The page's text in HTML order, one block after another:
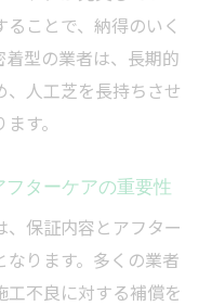
ことで、納得のいく
型の業者は、長期的
人工芝を長持ちさせ
す。
ターケアの重要性
保証内容とアフター
ります。多くの業者
不良に対する補償を